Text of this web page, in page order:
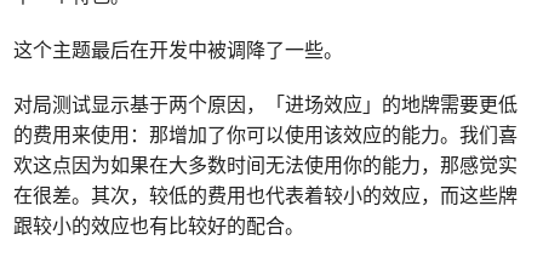
这个主题最后在开发中被调降了一些。
对局测试显示基于两个原因，「进场效应」的地牌需要更低
的费用来使用：那增加了你可以使用该效应的能力。我们喜
欢这点因为如果在大多数时间无法使用你的能力，那感觉实
在很差。其次，较低的费用也代表着较小的效应，而这些牌
跟较小的效应也有比较好的配合。